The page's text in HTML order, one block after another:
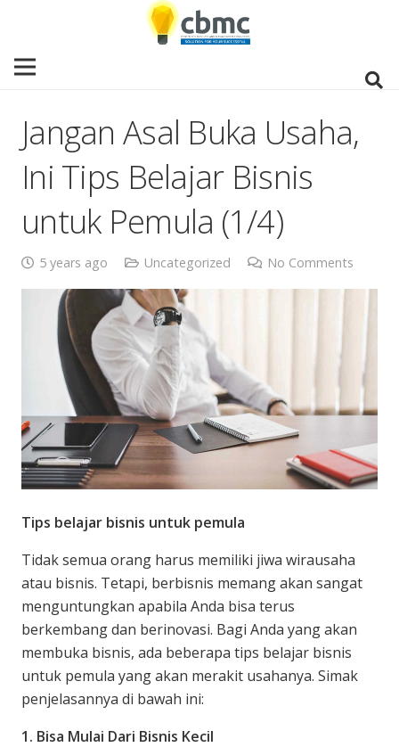
Jangan Asal Buka Usaha,
Ini Tips Belajar Bisnis
untuk Pemula (1/4)
5 years ago Uncategorized No Comments
Tips belajar bisnis untuk pemula
Tidak semua orang harus memiliki jiwa wirausaha
atau bisnis. Tetapi, berbisnis memang akan sangat
menguntungkan apabila Anda bisa terus
berkembang dan berinovasi. Bagi Anda yang akan
membuka bisnis, ada beberapa tips belajar bisnis
untuk pemula yang akan merakit usahanya. Simak
penjelasannya di bawah ini:
1. Bisa Mulai Dari Bisnis Kecil